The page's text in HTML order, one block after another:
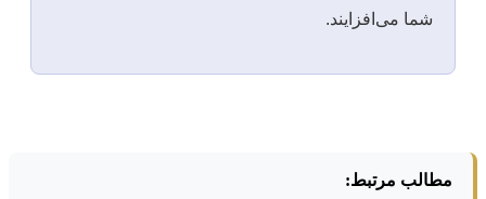
شما می‌افزایند.
مطالب مرتبط: